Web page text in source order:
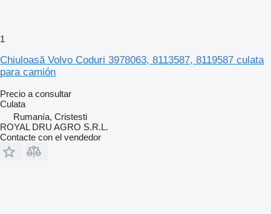
1
Chiuloasă Volvo Coduri 3978063, 8113587, 8119587 culata
para camión
Precio a consultar
Culata
Rumanía, Cristesti
ROYAL DRU AGRO S.R.L.
Contacte con el vendedor